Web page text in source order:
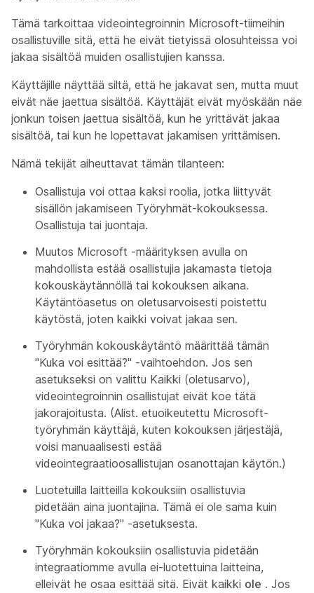
Tämä tarkoittaa videointegroinnin Microsoft-tiimeihin
osallistuville sitä, että he eivät tietyissä olosuhteissa voi
jakaa sisältöä muiden osallistujien kanssa.
Käyttäjille näyttää siltä, että he jakavat sen, mutta muut
eivät näe jaettua sisältöä. Käyttäjät eivät myöskään näe
jonkun toisen jaettua sisältöä, kun he yrittävät jakaa
sisältöä, tai kun he lopettavat jakamisen yrittämisen.
Nämä tekijät aiheuttavat tämän tilanteen:
Osallistuja voi ottaa kaksi roolia, jotka liittyvät
sisällön jakamiseen Työryhmät-kokouksessa.
Osallistuja tai juontaja.
Muutos Microsoft -määrityksen avulla on
mahdollista estää osallistujia jakamasta tietoja
kokouskäytännöllä tai kokouksen aikana.
Käytäntöasetus on oletusarvoisesti poistettu
käytöstä, joten kaikki voivat jakaa sen.
Työryhmän kokouskäytäntö määrittää tämän
"Kuka voi esittää?" -vaihtoehdon. Jos sen
asetukseksi on valittu Kaikki (oletusarvo),
videointegroinnin osallistujat eivät koe tätä
jakorajoitusta. (Alist. etuoikeutettu Microsoft-
työryhmän käyttäjä, kuten kokouksen järjestäjä,
voisi manuaalisesti estää
videointegraatioosallistujan osanottajan käytön.)
Luotetuilla laitteilla kokouksiin osallistuvia
pidetään aina juontajina. Tämä ei ole sama kuin
"Kuka voi jakaa?" -asetuksesta.
Työryhmän kokouksiin osallistuvia pidetään
integraatiomme avulla ei-luotettuina laitteina,
elleivät he osaa esittää sitä. Eivät kaikki ole . Jos